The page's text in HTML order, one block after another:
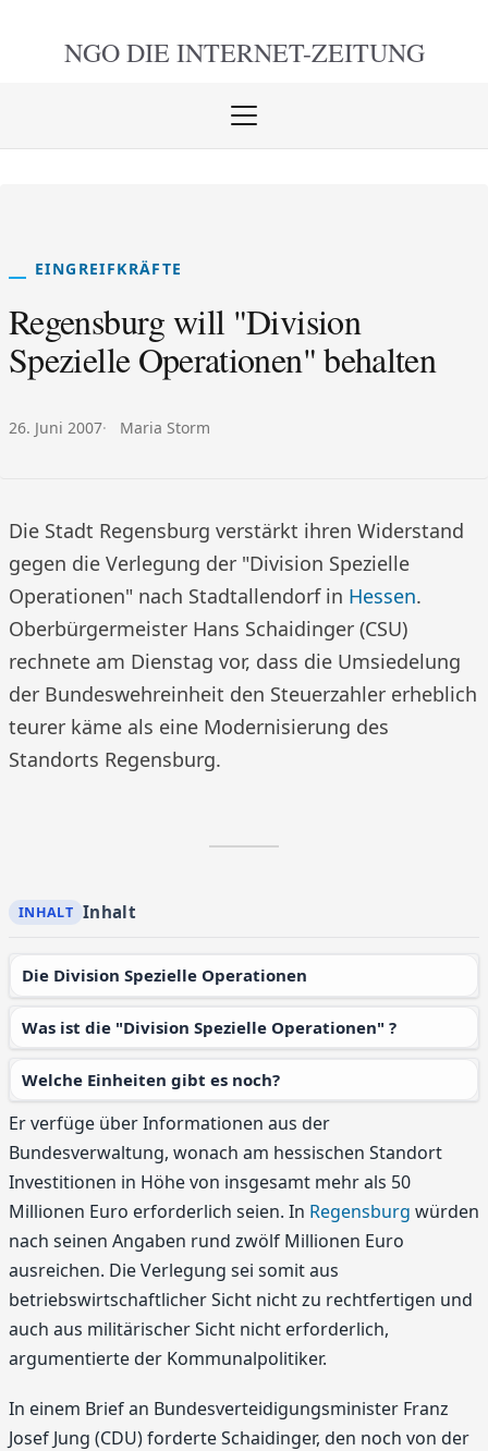
NGO DIE INTERNET-ZEITUNG
Menü
EINGREIFKRÄFTE
Regensburg will "Division
Spezielle Operationen" behalten
Veröffentlicht am:
26. Juni 2007 Autor:
Maria Storm
Die Stadt Regensburg verstärkt ihren Widerstand
gegen die Verlegung der "Division Spezielle
Operationen" nach Stadtallendorf in Hessen.
Oberbürgermeister Hans Schaidinger (CSU)
rechnete am Dienstag vor, dass die Umsiedelung
der Bundeswehreinheit den Steuerzahler erheblich
teurer käme als eine Modernisierung des
Standorts Regensburg.
Inhalt
Die Division Spezielle Operationen
Was ist die "Division Spezielle Operationen" ?
Welche Einheiten gibt es noch?
Er verfüge über Informationen aus der
Bundesverwaltung, wonach am hessischen Standort
Investitionen in Höhe von insgesamt mehr als 50
Millionen Euro erforderlich seien. In Regensburg würden
nach seinen Angaben rund zwölf Millionen Euro
ausreichen. Die Verlegung sei somit aus
betriebswirtschaftlicher Sicht nicht zu rechtfertigen und
auch aus militärischer Sicht nicht erforderlich,
argumentierte der Kommunalpolitiker.
In einem Brief an Bundesverteidigungsminister Franz
Josef Jung (CDU) forderte Schaidinger, den noch von der